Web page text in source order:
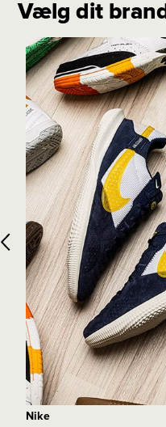
Vælg dit brand
Nike